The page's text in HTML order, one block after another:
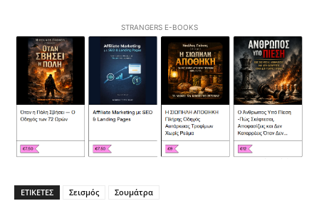
STRANGERS E-BOOKS
ΕΤΙΚΕΤΕΣ Σεισμός Σουμάτρα